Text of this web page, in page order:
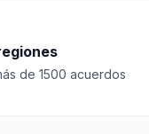
de 1500 acuerdos